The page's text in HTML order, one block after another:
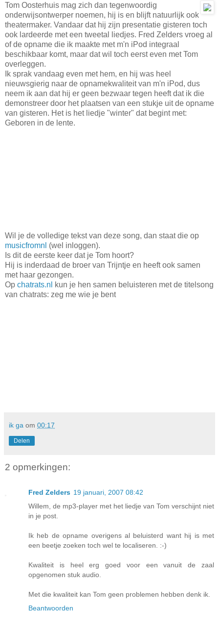
Tom Oosterhuis mag zich dan tegenwoordig
onderwijsontwerper noemen, hij is en blijft natuurlijk ook
theatermaker. Vandaar dat hij zijn presentatie gisteren toch
ook lardeerde met een tweetal liedjes. Fred Zelders vroeg al
of de opname die ik maakte met m'n iPod integraal
beschikbaar komt, maar dat wil toch eerst even met Tom
overleggen.
Ik sprak vandaag even met hem, en hij was heel
nieuwsgierig naar de opnamekwaliteit van m'n iPod, dus
neem ik aan dat hij er geen bezwaar tegen heeft dat ik die
demonstreer door het plaatsen van een stukje uit de opname
van gisteren. Het is het liedje "winter" dat begint met:
Geboren in de lente.
Wil je de volledige tekst van deze song, dan staat die op
musicfromnl (wel inloggen).
Is dit de eerste keer dat je Tom hoort?
Hij is inderdaad de broer van Trijntje en heeft ook samen
met haar gezongen.
Op chatrats.nl
kun je hen samen beluisteren met de titelsong
van chatrats: zeg me wie je bent
ik ga om 00:17
Delen
2 opmerkingen:
Fred Zelders 19 januari, 2007 08:42
Willem, de mp3-player met het liedje van Tom verschijnt niet
in je post.
Ik heb de opname overigens al beluisterd want hij is met
een beetje zoeken toch wel te localiseren. :-)
Kwaliteit is heel erg goed voor een vanuit de zaal
opgenomen stuk audio.
Met die kwaliteit kan Tom geen problemen hebben denk ik.
Beantwoorden